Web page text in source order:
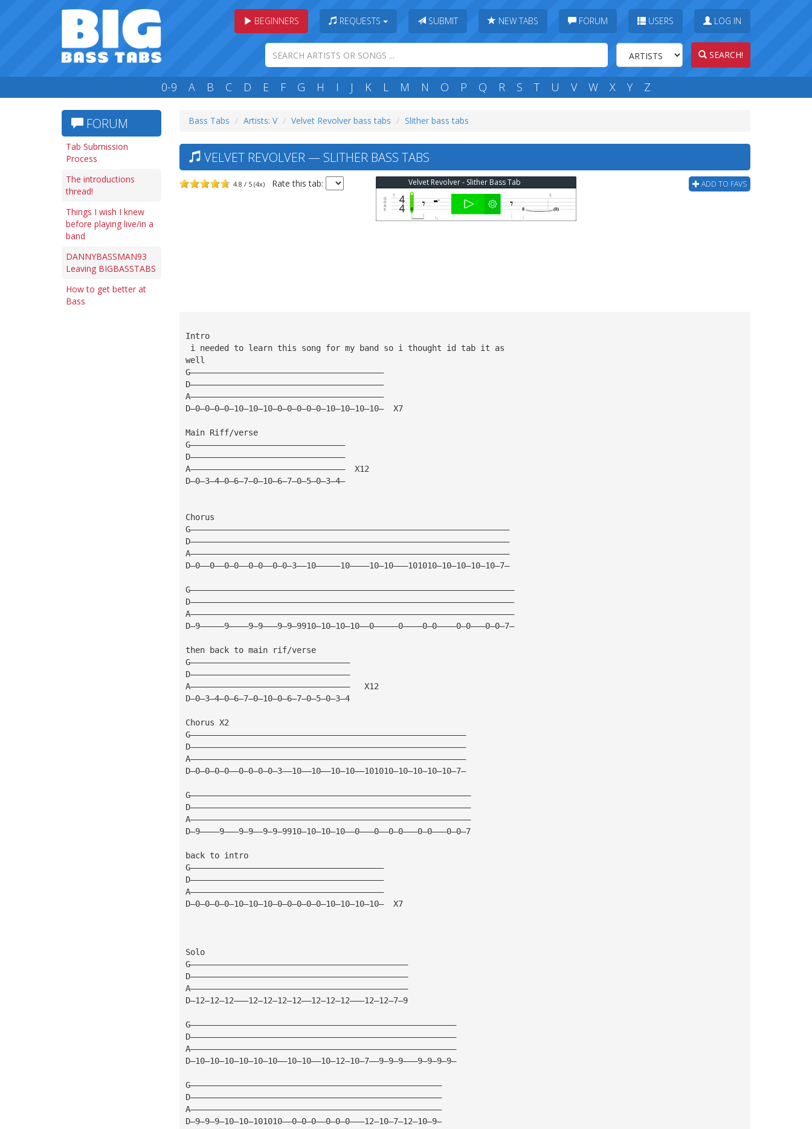
BEGINNERS REQUESTS SUBMIT NEW TABS FORUM USERS LOG IN
SEARCH!
0-9 A B C D E F G H I J K L M N O P Q R S T U V W X Y Z
FORUM
Tab Submission
Process
The introductions
thread!
Things I wish I knew
before playing live/in a
band
DANNYBASSMAN93
Leaving BIGBASSTABS
How to get better at
Bass
Bass Tabs Artists: V Velvet Revolver bass tabs Slither bass tabs
VELVET REVOLVER — SLITHER BASS TABS
4.8 / 5 (4x) Rate this tab: ADD TO FAVS
Velvet Revolver - Slither Bass Tab
Intro
i needed to learn this song for my band so i thought id tab it as
well
G————————————————————————————————————————
D————————————————————————————————————————
A————————————————————————————————————————
D—0—0—0—0—10—10—10—0—0—0—0—0—10—10—10—10—  X7
Main Riff/verse
G————————————————————————————————
D————————————————————————————————
A————————————————————————————————  X12
D—0—3—4—0—6—7—0—10—6—7—0—5—0—3—4—
Chorus
G——————————————————————————————————————————————————————————————————
D——————————————————————————————————————————————————————————————————
A——————————————————————————————————————————————————————————————————
D—0——0——0—0——0—0——0—0—3——10—————10————10—10———101010—10—10—10—10—7—
G———————————————————————————————————————————————————————————————————
D———————————————————————————————————————————————————————————————————
A———————————————————————————————————————————————————————————————————
D—9—————9————9—9———9—9—9910—10—10—10——0—————0————0—0————0—0———0—0—7—
then back to main rif/verse
G—————————————————————————————————
D—————————————————————————————————
A—————————————————————————————————   X12
D—0—3—4—0—6—7—0—10—0—6—7—0—5—0—3—4
Chorus X2
G—————————————————————————————————————————————————————————
D—————————————————————————————————————————————————————————
A—————————————————————————————————————————————————————————
D—0—0—0—0——0—0—0—0—3——10——10——10—10——101010—10—10—10—10—7—
G——————————————————————————————————————————————————————————
D——————————————————————————————————————————————————————————
A——————————————————————————————————————————————————————————
D—9————9———9—9——9—9—9910—10—10—10——0———0——0—0———0—0———0—0—7
back to intro
G————————————————————————————————————————
D————————————————————————————————————————
A————————————————————————————————————————
D—0—0—0—0—10—10—10—0—0—0—0—0—10—10—10—10—  X7
Solo
G—————————————————————————————————————————————
D—————————————————————————————————————————————
A—————————————————————————————————————————————
D—12—12—12———12—12—12—12——12—12—12———12—12—7—9
G———————————————————————————————————————————————————————
D———————————————————————————————————————————————————————
A———————————————————————————————————————————————————————
D—10—10—10—10—10—10——10—10——10—12—10—7——9—9—9———9—9—9—9—
G————————————————————————————————————————————————————
D————————————————————————————————————————————————————
A————————————————————————————————————————————————————
D—9—9—9—10—10—101010——0—0—0——0—0—0———12—10—7—12—10—9—